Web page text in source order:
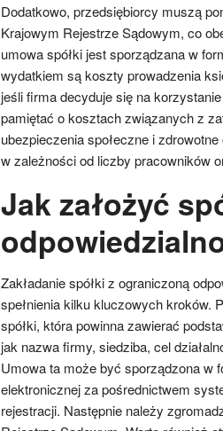
Dodatkowo, przedsiębiorcy muszą
Krajowym Rejestrze Sądowym, co
umowa spółki jest sporządzana w
wydatkiem są koszty prowadzenia
jeśli firma decyduje się na
pamiętać o kosztach związanych z
ubezpieczenia społeczne i
w zależności od liczby pracowników
Jak założyć
Zakładanie spółki z ograniczoną
spełnienia kilku kluczowych kroków.
spółki, która powinna zawierać
jak nazwa firmy, siedziba, cel
Umowa ta może być sporządzona w
elektronicznej za pośrednictwem
rejestracji. Następnie należy